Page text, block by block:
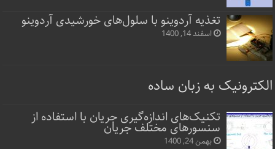
تغذیه آردوینو با سلول‌های خورشیدی آردوینو
اسفند 14, 1400
الکترونیک به زبان ساده
تکنیک‌های اندازه‌گیری جریان با استفاده از
سنسورهای مختلف جریان
بهمن 24, 1400